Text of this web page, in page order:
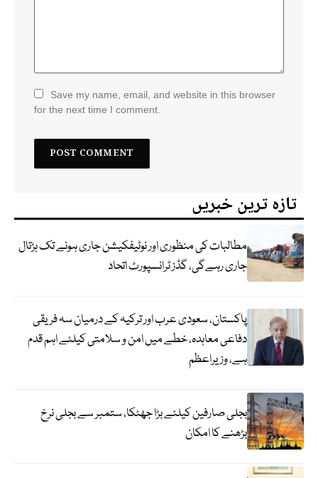
Save my name, email, and website in this browser
for the next time I comment.
تازہ ترین خبریں
مطالبات کی منظوری اور نوٹیفکیشن جاری ہونے تک ہڑتال
جاری رہےگی، گڈز ٹرانسپورٹ اتحاد
پاکستان، سعودی عرب اور ترکیہ کے درمیان سہ فریقی
دفاعی معاہدہ، خطے میں امن و سلامتی کیلئے اہم قدم
ہے، وزیراعظم
بجلی صارفین کیلئے بڑا جھٹکا، ستمبر سے بجلی نرخ
بڑھنے کا امکان